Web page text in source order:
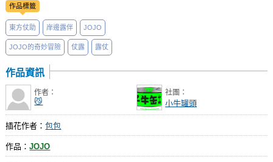
作品標籤
東方仗助 岸邊露伴 JOJO
JOJO的奇妙冒險 仗露 露仗
作品資訊
作者：
😼
社團：
小牛罐頭
插花作者：包包
作品：JOJO